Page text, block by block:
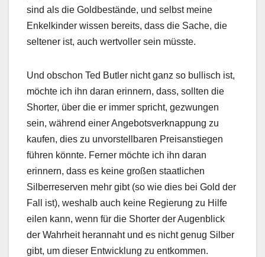
sind als die Goldbestände, und selbst meine
Enkelkinder wissen bereits, dass die Sache, die
seltener ist, auch wertvoller sein müsste.
Und obschon Ted Butler nicht ganz so bullisch ist,
möchte ich ihn daran erinnern, dass, sollten die
Shorter, über die er immer spricht, gezwungen
sein, während einer Angebotsverknappung zu
kaufen, dies zu unvorstellbaren Preisanstiegen
führen könnte. Ferner möchte ich ihn daran
erinnern, dass es keine großen staatlichen
Silberreserven mehr gibt (so wie dies bei Gold der
Fall ist), weshalb auch keine Regierung zu Hilfe
eilen kann, wenn für die Shorter der Augenblick
der Wahrheit herannaht und es nicht genug Silber
gibt, um dieser Entwicklung zu entkommen.